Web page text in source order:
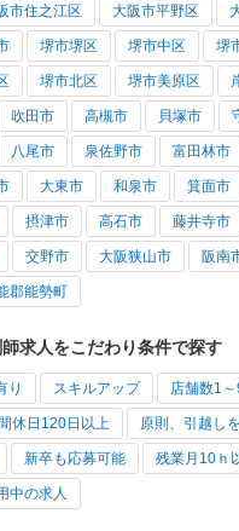
市住之江区 大阪市平野区
堺市堺区 堺市中区 堺
堺市北区 堺市美原区
吹田市 高槻市 貝塚市
八尾市 泉佐野市 富田林市
大東市 和泉市 箕面市
摂津市 高石市 藤井寺市
交野市 大阪狭山市 阪南
郡能勢町
求人をこだわり条件で探す
り スキルアップ 店舗数1
休日120日以上 原則、引越し
新卒も応募可能 残業月10ｈ
中の求人